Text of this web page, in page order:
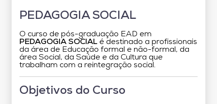
PEDAGOGIA SOCIAL
O curso de pós-graduação EAD em
PEDAGOGIA SOCIAL é destinado a profissionais
da área de Educação formal e não-formal, da
área Social, da Saúde e da Cultura que
trabalham com a reintegração social.
Objetivos do Curso